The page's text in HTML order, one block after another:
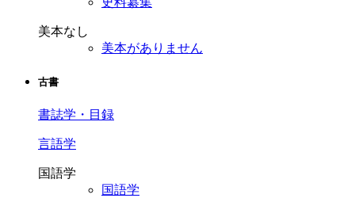
美本なし
美本がありません
古書
書誌学・目録
言語学
国語学
国語学